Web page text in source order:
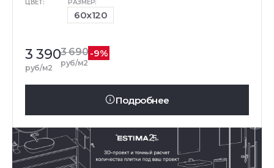
ЦВЕТ: РАЗМЕР:
60x120
3 390
руб/м2
3 690
руб/м2
-9%
Подробнее